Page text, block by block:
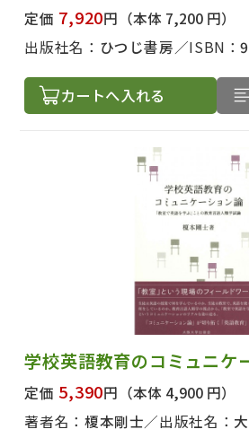
定価 7,920円 （本体 7,200 円）
出版社名： ひつじ書房 ISBN：
カートへ入れる
学校英語教育のコミュニケ
定価 5,390円 （本体 4,900 円）
著者名： 榎本剛士 出版社名：